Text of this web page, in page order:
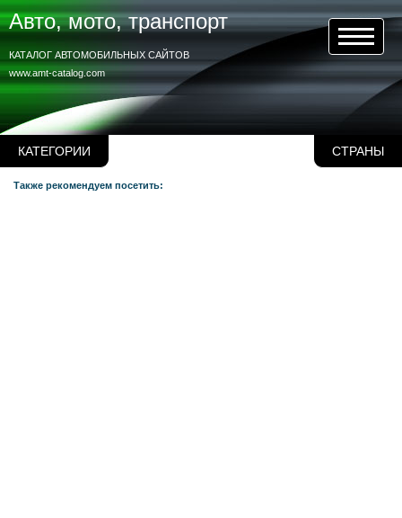
КАТЕГОРИИ СТРАНЫ
Авто, мото, транспорт
www.amt-catalog.com
КАТАЛОГ АВТОМОБИЛЬНЫХ САЙТОВ
Также рекомендуем посетить: